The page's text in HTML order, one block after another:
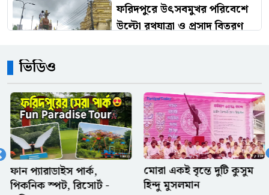
ফরিদপুরে উৎসবমুখর পরিবেশে
উল্টো রথযাত্রা ও প্রসাদ বিতরণ
আত্মসাতের মামলা, তদন্তে
পিবিআইকে নির্দেশ
অফিস থেকে আগে বের হওয়ার
সেরা কিছু অজুহাত
ভিডিও
মোরা একই বৃন্তে দুটি কুসুম
হিন্দু মুসলমান
পল্লী কবি জসিম উদ্দিনের
বাড়ি